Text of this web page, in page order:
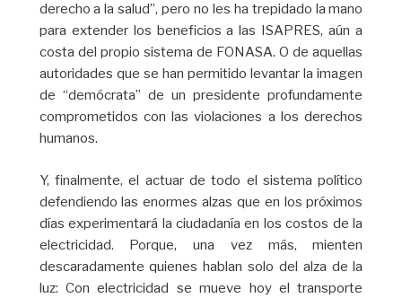
derecho a la salud”, pero no les ha trepidado la mano
para extender los beneficios a las ISAPRES, aún a
costa del propio sistema de FONASA. O de aquellas
autoridades que se han permitido levantar la imagen
de “demócrata” de un presidente profundamente
comprometidos con las violaciones a los derechos
humanos.
Y, finalmente, el actuar de todo el sistema político
defendiendo las enormes alzas que en los próximos
días experimentará la ciudadanía en los costos de la
electricidad. Porque, una vez más, mienten
descaradamente quienes hablan solo del alza de la
luz: Con electricidad se mueve hoy el transporte